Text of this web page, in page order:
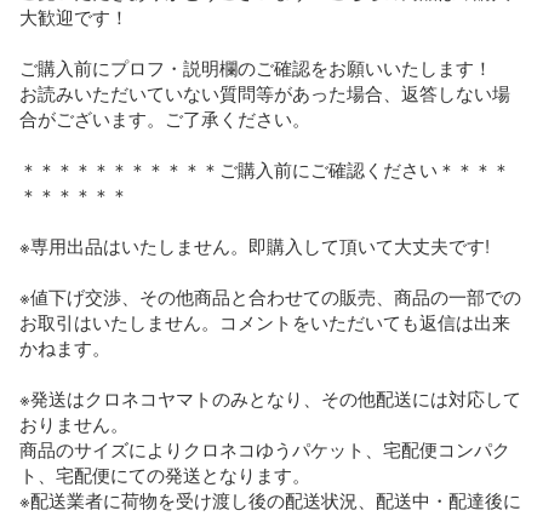
大歓迎です！
ご購入前にプロフ・説明欄のご確認をお願いいたします！
お読みいただいていない質問等があった場合、返答しない場
合がございます。ご了承ください。
＊＊＊＊＊＊＊＊＊＊＊ご購入前にご確認ください＊＊＊＊
＊＊＊＊＊＊
※専用出品はいたしません。即購入して頂いて大丈夫です!
※値下げ交渉、その他商品と合わせての販売、商品の一部での
お取引はいたしません。コメントをいただいても返信は出来
かねます。
※発送はクロネコヤマトのみとなり、その他配送には対応して
おりません。
商品のサイズによりクロネコゆうパケット、宅配便コンパク
ト、宅配便にての発送となります。
※配送業者に荷物を受け渡し後の配送状況、配送中・配達後に